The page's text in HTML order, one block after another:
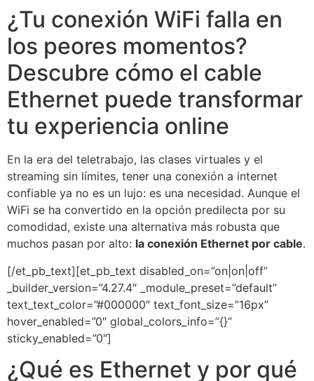
¿Tu conexión WiFi falla en
los peores momentos?
Descubre cómo el cable
Ethernet puede transformar
tu experiencia online
En la era del teletrabajo, las clases virtuales y el
streaming sin límites, tener una conexión a internet
confiable ya no es un lujo: es una necesidad. Aunque el
WiFi se ha convertido en la opción predilecta por su
comodidad, existe una alternativa más robusta que
muchos pasan por alto: la conexión Ethernet por cable.
[/et_pb_text][et_pb_text disabled_on=”on|on|off”
_builder_version=”4.27.4″ _module_preset=”default”
text_text_color=”#000000″ text_font_size=”16px”
hover_enabled=”0″ global_colors_info=”{}”
sticky_enabled=”0″]
¿Qué es Ethernet y por qué